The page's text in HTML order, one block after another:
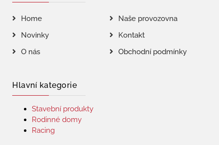
Home
Naše provozovna
Novinky
Kontakt
O nás
Obchodní podmínky
Hlavní kategorie
Stavební produkty
Rodinné domy
Racing